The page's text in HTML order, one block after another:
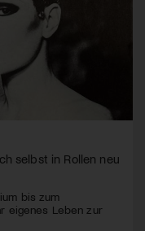
selbst in Rollen neu
bis zum
eigenes Leben zur